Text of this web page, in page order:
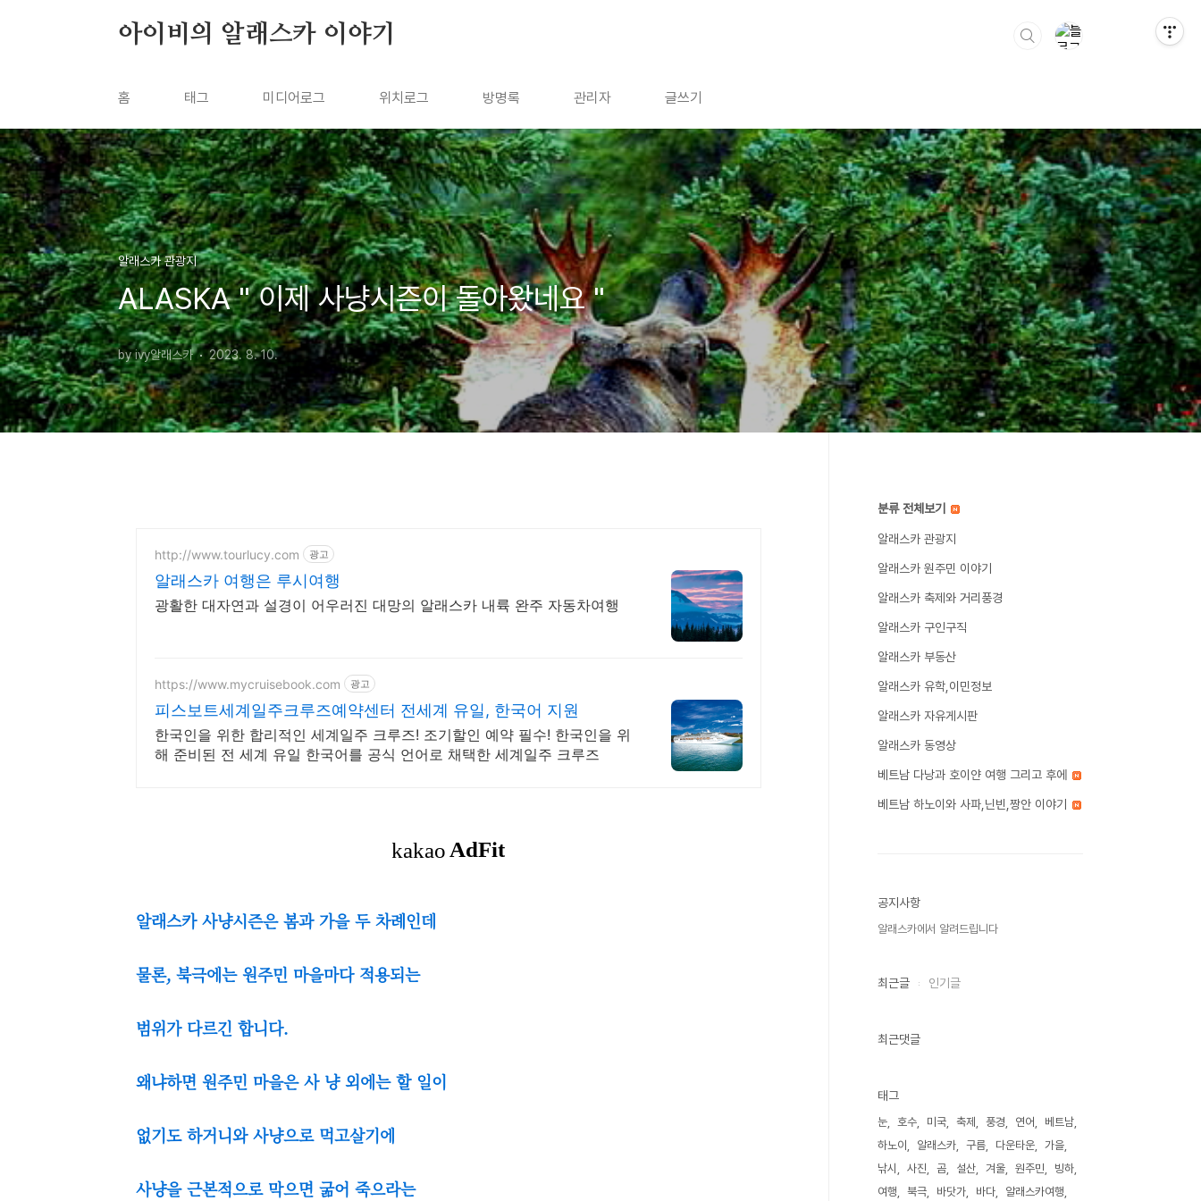
아이비의 알래스카 이야기
홈 태그 미디어로그 위치로그 방명록 관리자 글쓰기
알래스카 관광지
ALASKA " 이제 사냥시즌이 돌아왔네요 "
by ivy알래스카 2023. 8. 10.
http://www.tourlucy.com 광고
알래스카 여행은 루시여행
광활한 대자연과 설경이 어우러진 대망의 알래스카 내륙 완주 자동차여행
https://www.mycruisebook.com 광고
피스보트세계일주크루즈예약센터 전세계 유일, 한국어 지원
한국인을 위한 합리적인 세계일주 크루즈! 조기할인 예약 필수! 한국인을 위
해 준비된 전 세계 유일 한국어를 공식 언어로 채택한 세계일주 크루즈
알래스카 사냥시즌은 봄과 가을 두 차례인데
물론, 북극에는 원주민 마을마다 적용되는
범위가 다르긴 합니다.
왜냐하면 원주민 마을은 사 냥 외에는 할 일이
없기도 하거니와 사냥으로 먹고살기에
사냥을 근본적으로 막으면 굶어 죽으라는
분류 전체보기
알래스카 관광지
알래스카 원주민 이야기
알래스카 축제와 거리풍경
알래스카 구인구직
알래스카 부동산
알래스카 유학,이민정보
알래스카 자유게시판
알래스카 동영상
베트남 다낭과 호이얀 여행 그리고 후에
베트남 하노이와 사파,닌빈,짱안 이야기
공지사항
알래스카에서 알려드립니다
최근글 인기글
최근댓글
태그
눈 호수 미국 축제 풍경 연어
베트남
하노이
알래스카 구름 다운타운
가을
낚시
사진 곰 설산 겨울 원주민
빙하
여행
북극 바닷가 바다
알래스카여행